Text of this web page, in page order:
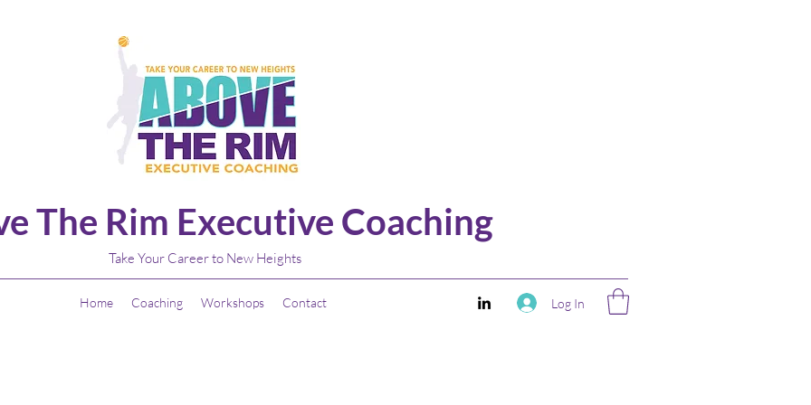
The Rim Executive Coaching
Take Your Career to New Heights
Home Coaching Workshops Contact Log In